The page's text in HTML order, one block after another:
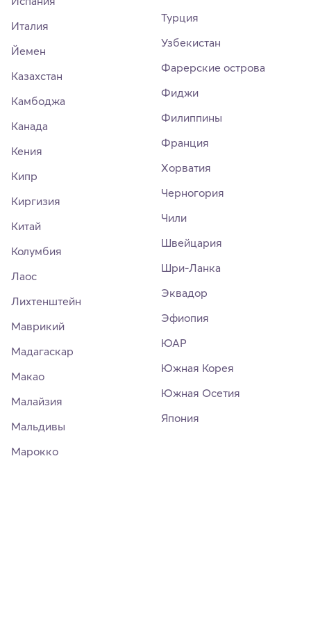
Италия
Йемен
Казахстан
Камбоджа
Канада
Кения
Кипр
Киргизия
Китай
Колумбия
Лаос
Лихтенштейн
Маврикий
Мадагаскар
Макао
Малайзия
Мальдивы
Марокко
Турция
Узбекистан
Фарерские острова
Фиджи
Филиппины
Франция
Хорватия
Черногория
Чили
Швейцария
Шри-Ланка
Эквадор
Эфиопия
ЮАР
Южная Корея
Южная Осетия
Япония